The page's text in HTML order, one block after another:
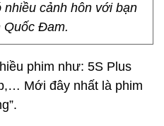
nhiều cảnh hôn với bạn
Quốc Đam.
phim như: 5S Plus
Mới đây nhất là phim